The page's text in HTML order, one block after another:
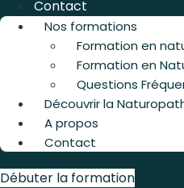
Contact
Nos formations
Formation en
Formation en
Questions
Découvrir la
A propos
Contact
Débuter la formation